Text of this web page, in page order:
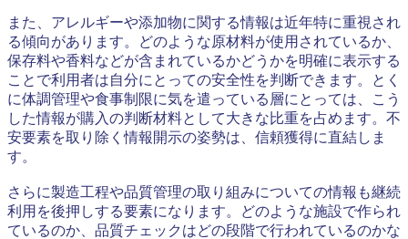
また、アレルギーや添加物に関する情報は近年特に重視され
る傾向があります。どのような原材料が使用されているか、
保存料や香料などが含まれているかどうかを明確に表示する
ことで利用者は自分にとっての安全性を判断できます。とく
に体調管理や食事制限に気を遣っている層にとっては、こう
した情報が購入の判断材料として大きな比重を占めます。不
安要素を取り除く情報開示の姿勢は、信頼獲得に直結しま
す。
さらに製造工程や品質管理の取り組みについての情報も継続
利用を後押しする要素になります。どのような施設で作られ
ているのか、品質チェックはどの段階で行われているのかな